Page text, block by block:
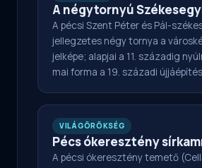
A négytornyú
A pécsi Szent Péter és Pál-
jellegzetes négy tornya a
jelképe; alapjai a 11. századig
mai forma a 19. századi
VILÁGÖRÖKSÉG
Pécs ókeresztény
A pécsi ókeresztény temető